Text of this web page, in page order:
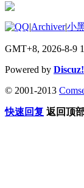
|Archiver|小
GMT+8, 2026-8-9
Powered by Discuz!
© 2001-2013
快速回复 返回顶